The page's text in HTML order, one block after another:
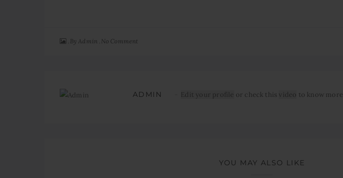
ByAdmin No Comment
ADMIN Edit your profile or check this video to know more
YOU MAY ALSO LIKE